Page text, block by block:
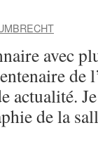
avec
de
actualité.
de la